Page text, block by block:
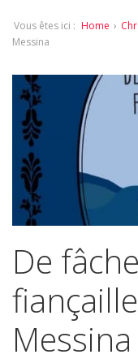
Vous êtes ici : Home ›
Messina
De
Messina